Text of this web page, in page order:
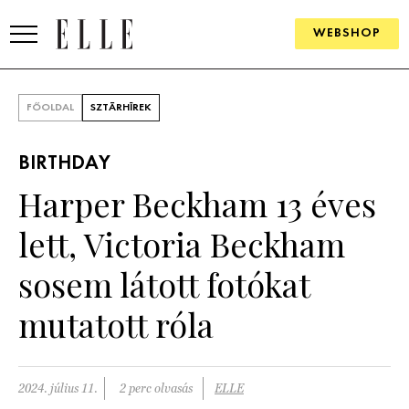
WEBSHOP
SZÉPSÉG
KULTÚRA
PÁRKAPCSOLAT
FŐOLDAL SZTÁRHÍREK
BIRTHDAY
Harper Beckham 13 éves
lett, Victoria Beckham
sosem látott fotókat
mutatott róla
2024. július 11. 2 perc olvasás ELLE